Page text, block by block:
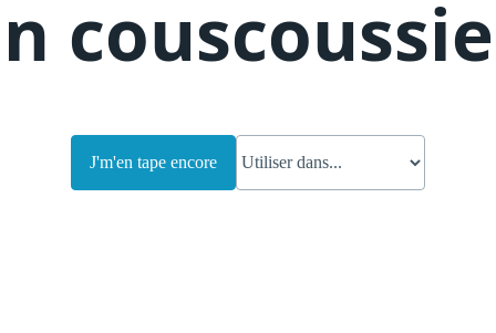
J'm'en tape encore